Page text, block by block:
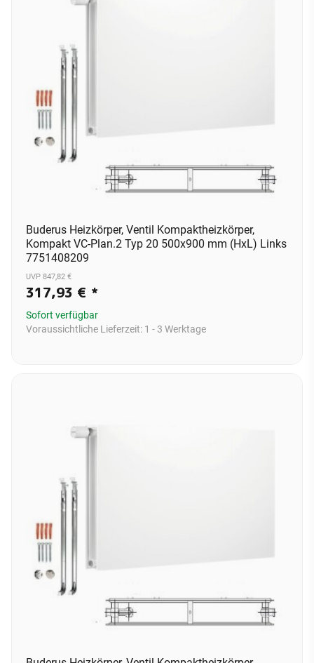
Buderus Heizkörper, Ventil Kompaktheizkörper,
Kompakt VC-Plan.2 Typ 20 500x900 mm (HxL) Links
7751408209
UVP 847,82 €
317,93 € *
Sofort verfügbar
Voraussichtliche Lieferzeit: 1 - 3 Werktage